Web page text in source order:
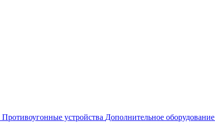
Противоугонные устройства Дополнительное оборудование